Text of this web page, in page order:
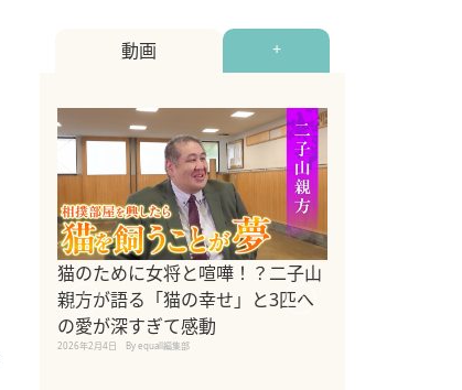
動画 +
猫のために女将と喧嘩！？二子山
親方が語る「猫の幸せ」と3匹へ
の愛が深すぎて感動
2026年2月4日 By equall編集部